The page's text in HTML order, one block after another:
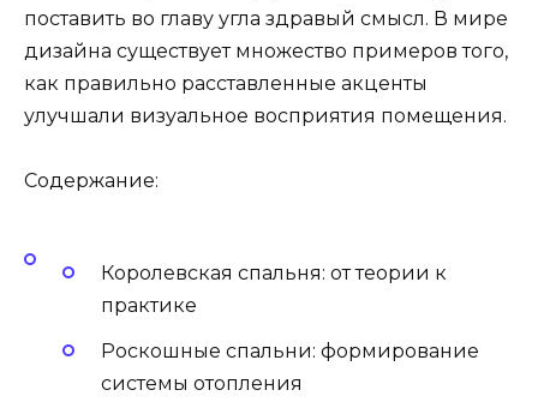
поставить во главу угла здравый смысл. В мире
дизайна существует множество примеров того,
как правильно расставленные акценты
улучшали визуальное восприятия помещения.
Содержание:
Королевская спальня: от теории к
практике
Роскошные спальни: формирование
системы отопления